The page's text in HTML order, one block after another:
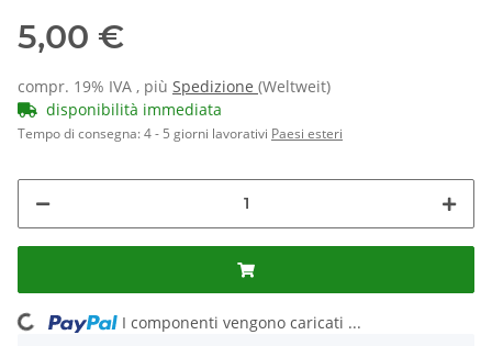
5,00 €
compr. 19% IVA , più Spedizione (Weltweit)
disponibilità immediata
Tempo di consegna:4 - 5 giorni lavorativi Paesi esteri
I componenti vengono caricati ...